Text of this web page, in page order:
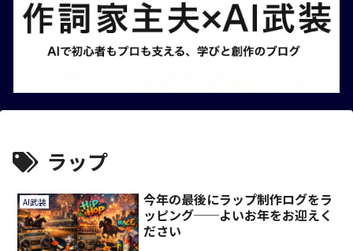
ラップ
AI武装
今年の最後にラップ制作ログをラ
ッピング──よいお年をお迎えく
ださい